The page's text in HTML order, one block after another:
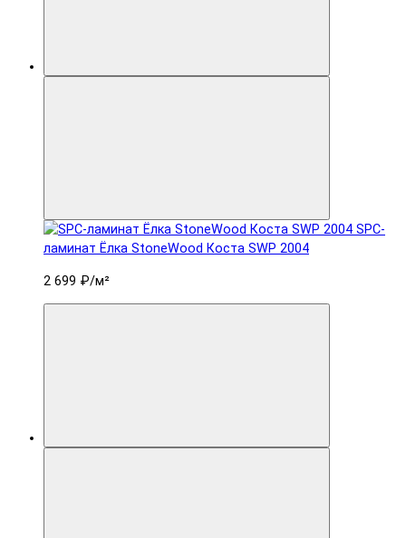
SPC-
ламинат Ëлка StoneWood Коста SWP 2004
2 699 ₽/м²